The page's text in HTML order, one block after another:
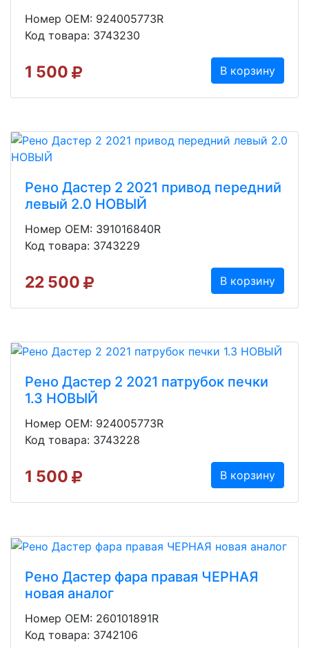
Номер OEM: 924005773R
Код товара: 3743230
1 500 В корзину
Рено Дастер 2 2021 привод передний
левый 2.0 НОВЫЙ
Номер OEM: 391016840R
Код товара: 3743229
22 500 В корзину
Рено Дастер 2 2021 патрубок печки
1.3 НОВЫЙ
Номер OEM: 924005773R
Код товара: 3743228
1 500 В корзину
Рено Дастер фара правая ЧЕРНАЯ
новая аналог
Номер OEM: 260101891R
Код товара: 3742106